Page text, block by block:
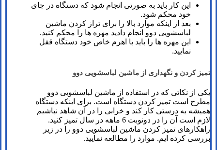
این کار باید به صورتی انجام شود که دستگاه در جای
خود محکم شود.
بعد از اینکه موارد بالا را برای تراز کردن ماشین
لباسشویی دوو انجام دادید مهره ها را محکم کنید.
این مهره ها را باید با اهرم خاص خود دستگاه قفل
نمایید.
تمیز کردن و نگهداری از ماشین لباسشویی دوو
یکی از نکاتی که در استفاده از ماشین لباسشویی دوو
مطرح است تمیز کردن دستگاه است. برای اینکه دستگاه
همیشه به درستی کار کند و خرابی را در آن شاهد نباشیم
لازم است آن را در دونوبت 6 ماهه در سال تمیز کنید.
راهکارهای تمیز کردن ماشین لباسشویی دوو را در زیر
بررسی کرده ایم. موارد را مطالعه نمایید.